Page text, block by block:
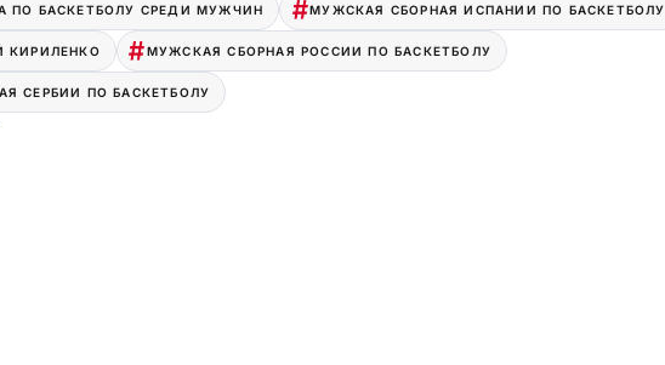
ПО БАСКЕТБОЛУ СРЕДИ МУЖЧИН МУЖСКАЯ СБОРНАЯ ИСПАНИИ ПО БАСКЕТБОЛУ
КИРИЛЕНКО МУЖСКАЯ СБОРНАЯ РОССИИ ПО БАСКЕТБОЛУ
СЕРБИИ ПО БАСКЕТБОЛУ